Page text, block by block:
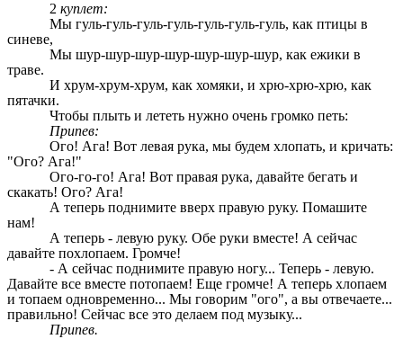
2 куплет:
Мы гуль-гуль-гуль-гуль-гуль-гуль-гуль, как птицы в
синеве,
Мы шур-шур-шур-шур-шур-шур-шур, как ежики в
траве.
И хрум-хрум-хрум, как хомяки, и хрю-хрю-хрю, как
пятачки.
Чтобы плыть и лететь нужно очень громко петь:
Припев:
Ого! Ага! Вот левая рука, мы будем хлопать, и кричать:
"Ого? Ага!"
Ого-го-го! Ага! Вот правая рука, давайте бегать и
скакать! Ого? Ага!
А теперь поднимите вверх правую руку. Помашите
нам!
А теперь - левую руку. Обе руки вместе! А сейчас
давайте похлопаем. Громче!
- А сейчас поднимите правую ногу... Теперь - левую.
Давайте все вместе потопаем! Еще громче! А теперь хлопаем
и топаем одновременно... Мы говорим "ого", а вы отвечаете...
правильно! Сейчас все это делаем под музыку...
Припев.